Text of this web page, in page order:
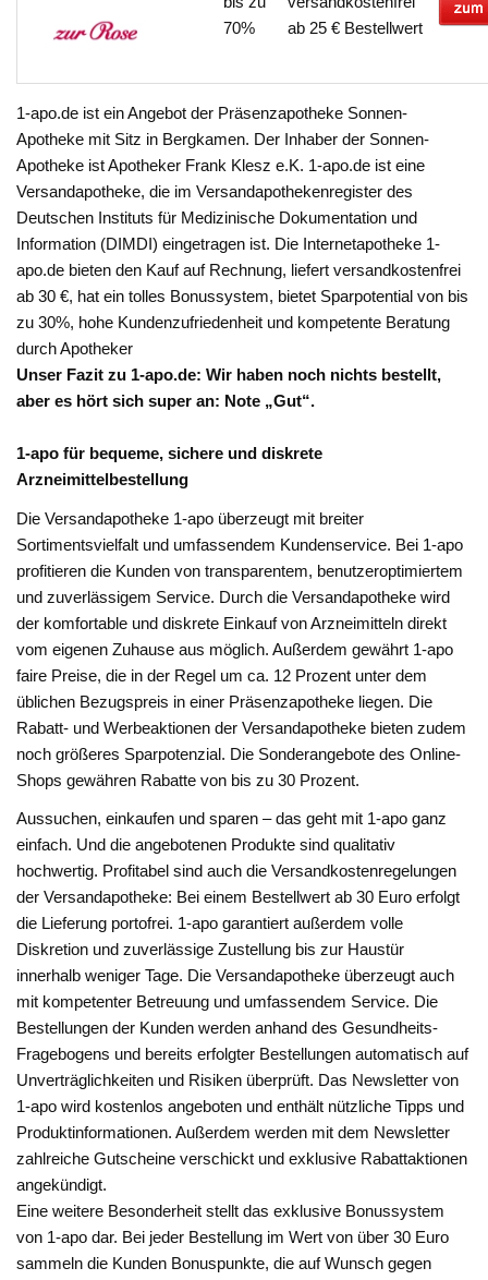
70%
ab 25 € Bestellwert
1-apo.de ist ein Angebot der Präsenzapotheke Sonnen-
Apotheke mit Sitz in Bergkamen. Der Inhaber der Sonnen-
Apotheke ist Apotheker Frank Klesz e.K. 1-apo.de ist eine
Versandapotheke, die im Versandapothekenregister des
Deutschen Instituts für Medizinische Dokumentation und
Information (DIMDI) eingetragen ist. Die Internetapotheke 1-
apo.de bieten den Kauf auf Rechnung, liefert versandkostenfrei
ab 30 €, hat ein tolles Bonussystem, bietet Sparpotential von bis
zu 30%, hohe Kundenzufriedenheit und kompetente Beratung
durch Apotheker
Unser Fazit zu 1-apo.de: Wir haben noch nichts bestellt,
aber es hört sich super an: Note „Gut“.
1-apo für bequeme, sichere und diskrete
Arzneimittelbestellung
Die Versandapotheke 1-apo überzeugt mit breiter
Sortimentsvielfalt und umfassendem Kundenservice. Bei 1-apo
profitieren die Kunden von transparentem, benutzeroptimiertem
und zuverlässigem Service. Durch die Versandapotheke wird
der komfortable und diskrete Einkauf von Arzneimitteln direkt
vom eigenen Zuhause aus möglich. Außerdem gewährt 1-apo
faire Preise, die in der Regel um ca. 12 Prozent unter dem
üblichen Bezugspreis in einer Präsenzapotheke liegen. Die
Rabatt- und Werbeaktionen der Versandapotheke bieten zudem
noch größeres Sparpotenzial. Die Sonderangebote des Online-
Shops gewähren Rabatte von bis zu 30 Prozent.
Aussuchen, einkaufen und sparen – das geht mit 1-apo ganz
einfach. Und die angebotenen Produkte sind qualitativ
hochwertig. Profitabel sind auch die Versandkostenregelungen
der Versandapotheke: Bei einem Bestellwert ab 30 Euro erfolgt
die Lieferung portofrei. 1-apo garantiert außerdem volle
Diskretion und zuverlässige Zustellung bis zur Haustür
innerhalb weniger Tage. Die Versandapotheke überzeugt auch
mit kompetenter Betreuung und umfassendem Service. Die
Bestellungen der Kunden werden anhand des Gesundheits-
Fragebogens und bereits erfolgter Bestellungen automatisch auf
Unverträglichkeiten und Risiken überprüft. Das Newsletter von
1-apo wird kostenlos angeboten und enthält nützliche Tipps und
Produktinformationen. Außerdem werden mit dem Newsletter
zahlreiche Gutscheine verschickt und exklusive Rabattaktionen
angekündigt.
Eine weitere Besonderheit stellt das exklusive Bonussystem
von 1-apo dar. Bei jeder Bestellung im Wert von über 30 Euro
sammeln die Kunden Bonuspunkte, die auf Wunsch gegen